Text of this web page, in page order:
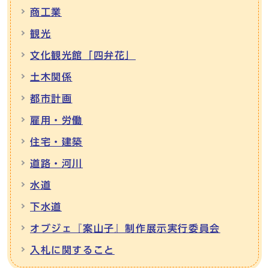
商工業
観光
文化観光館「四弁花」
土木関係
都市計画
雇用・労働
住宅・建築
道路・河川
水道
下水道
オブジェ『案山子』制作展示実行委員会
入札に関すること